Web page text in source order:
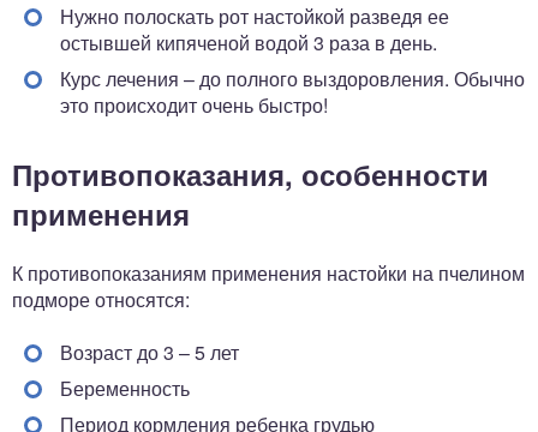
Нужно полоскать рот настойкой разведя ее
остывшей кипяченой водой 3 раза в день.
Курс лечения – до полного выздоровления. Обычно
это происходит очень быстро!
Противопоказания, особенности
применения
К противопоказаниям применения настойки на пчелином
подморе относятся:
Возраст до 3 – 5 лет
Беременность
Период кормления ребенка грудью